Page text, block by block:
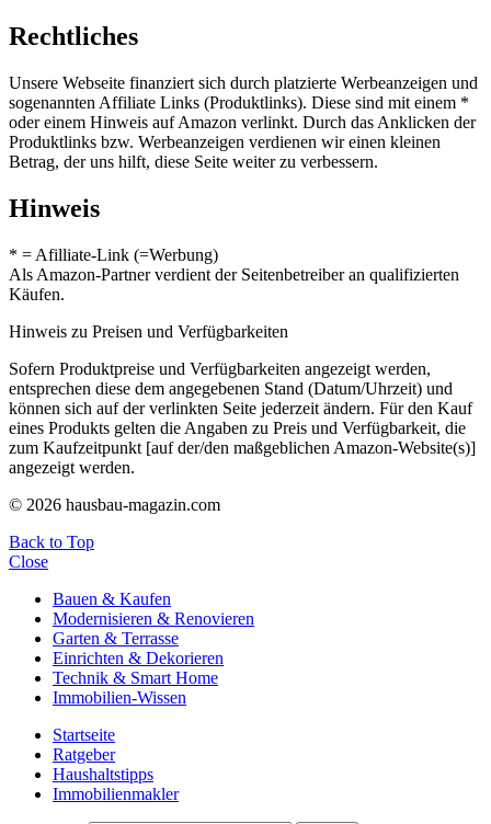
Rechtliches
Unsere Webseite finanziert sich durch platzierte Werbeanzeigen und
sogenannten Affiliate Links (Produktlinks). Diese sind mit einem *
oder einem Hinweis auf Amazon verlinkt. Durch das Anklicken der
Produktlinks bzw. Werbeanzeigen verdienen wir einen kleinen
Betrag, der uns hilft, diese Seite weiter zu verbessern.
Hinweis
* = Afilliate-Link (=Werbung)
Als Amazon-Partner verdient der Seitenbetreiber an qualifizierten
Käufen.
Hinweis zu Preisen und Verfügbarkeiten
Sofern Produktpreise und Verfügbarkeiten angezeigt werden,
entsprechen diese dem angegebenen Stand (Datum/Uhrzeit) und
können sich auf der verlinkten Seite jederzeit ändern. Für den Kauf
eines Produkts gelten die Angaben zu Preis und Verfügbarkeit, die
zum Kaufzeitpunkt [auf der/den maßgeblichen Amazon-Website(s)]
angezeigt werden.
© 2026 hausbau-magazin.com
Back to Top
Close
Bauen & Kaufen
Modernisieren & Renovieren
Garten & Terrasse
Einrichten & Dekorieren
Technik & Smart Home
Immobilien-Wissen
Startseite
Ratgeber
Haushaltstipps
Immobilienmakler